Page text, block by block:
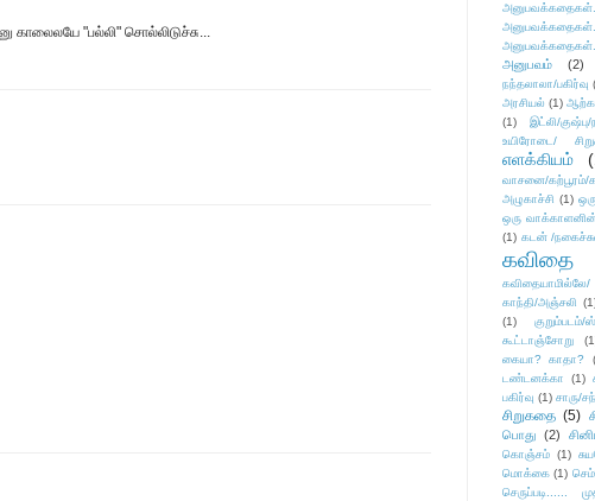
காலைலயே "பல்லி" சொல்லிடுச்சு...
அனுபவம் (2)
நந்தலாலா/பகிர்வு
அரசியல் (1)
(1)
இட்லி/
உயிரோடை/
எளக்கியம்
வாசனை/கற்பூரம்/
அழுகாச்சி (1)
ஒரு
(1) கடன் /
கவிதை
கவிதையாமில்லே/
காந்தி/அஞ்சலி
(1)
குறும்படம்/
கூட்டாஞ்சோறு
கையா? காதா?
டண்டனக்கா
(1)
பகிர்வு (1) சாரு/
சிறுகதை (5)
பொது (2)
கொஞ்சம் (1)
மொக்கை (1)
செருப்படி......